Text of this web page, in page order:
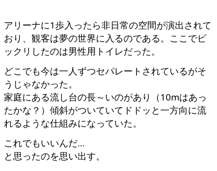
アリーナに1歩入ったら非日常の空間が演出されて
おり、観客は夢の世界に入るのである。ここでビ
ックリしたのは男性用トイレだった。
どこでも今は一人ずつセパレートされているがそ
うじゃなかった。
家庭にある流し台の長～いのがあり（10mはあっ
たかな？）傾斜がついていてドドッと一方向に流
れるような仕組みになっていた。
これでもいいんだ…
と思ったのを思い出す。